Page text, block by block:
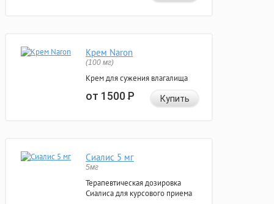
Крем Naron
(100 мг)
Крем для сужения влагалища
от 1500Р Купить
Сиалис 5 мг
5мг
Терапевтическая дозировка
Сиалиса для курсового приема